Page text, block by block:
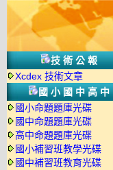
技術公報
Xcdex 技術文章
國小國中高中
國小命題題庫光碟
國中命題題庫光碟
高中命題題庫光碟
國小補習班教學光碟
國中補習班教育光碟